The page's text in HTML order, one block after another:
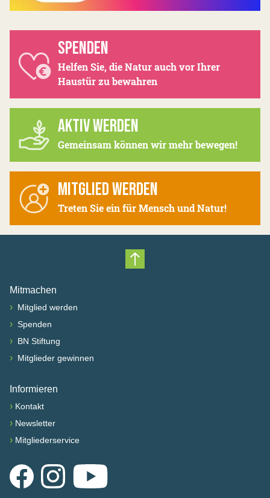
SPENDEN
Helfen Sie, die Natur auch vor Ihrer
Haustür zu bewahren
AKTIV WERDEN
Gemeinsam können wir mehr bewegen!
MITGLIED WERDEN
Treten Sie ein für Mensch und Natur!
Nach oben scrollen
Mitmachen
› Mitglied werden
› Spenden
› BN Stiftung
› Mitglieder gewinnen
Informieren
› Kontakt
› Newsletter
› Mitgliederservice
FacebookInstagramYouTube